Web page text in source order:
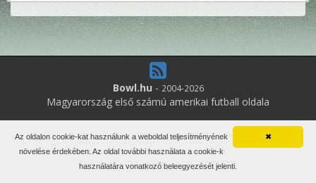
Bowl.hu - 2004-2026
Magyarország első számú amerikai futball oldala
5
online felhasználó
Minden jog fenntartva. Írott anyagok újraközlése csak a szerző
engedélyével.
Impresszum
✖
Az oldalon cookie-kat használunk a weboldal teljesítményének
növelése érdekében. Az oldal további használata a cookie-k
használatára vonatkozó beleegyezését jelenti.